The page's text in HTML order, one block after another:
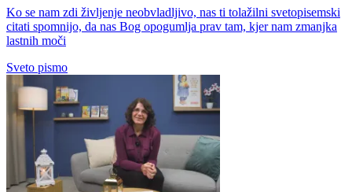
Ko se nam zdi življenje neobvladljivo, nas ti tolažilni svetopisemski
citati spomnijo, da nas Bog opogumlja prav tam, kjer nam zmanjka
lastnih moči
Sveto pismo